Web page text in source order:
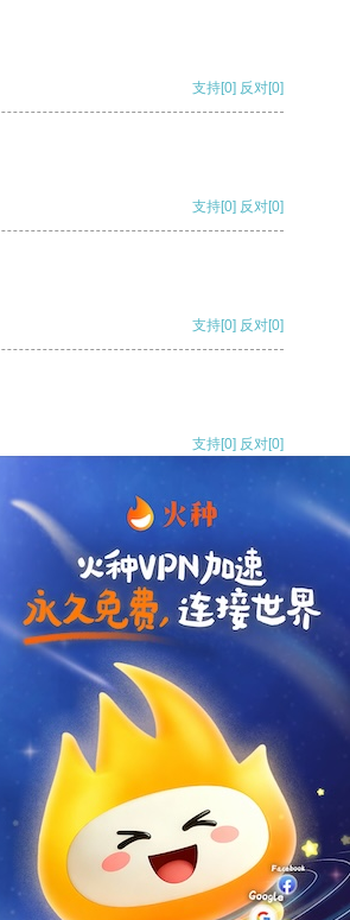
支持[0] 反对[0]
支持[0] 反对[0]
支持[0] 反对[0]
支持[0] 反对[0]
支持[0] 反对
支持
反对 [0]